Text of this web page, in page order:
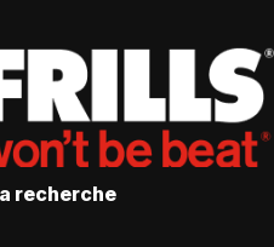
recherche